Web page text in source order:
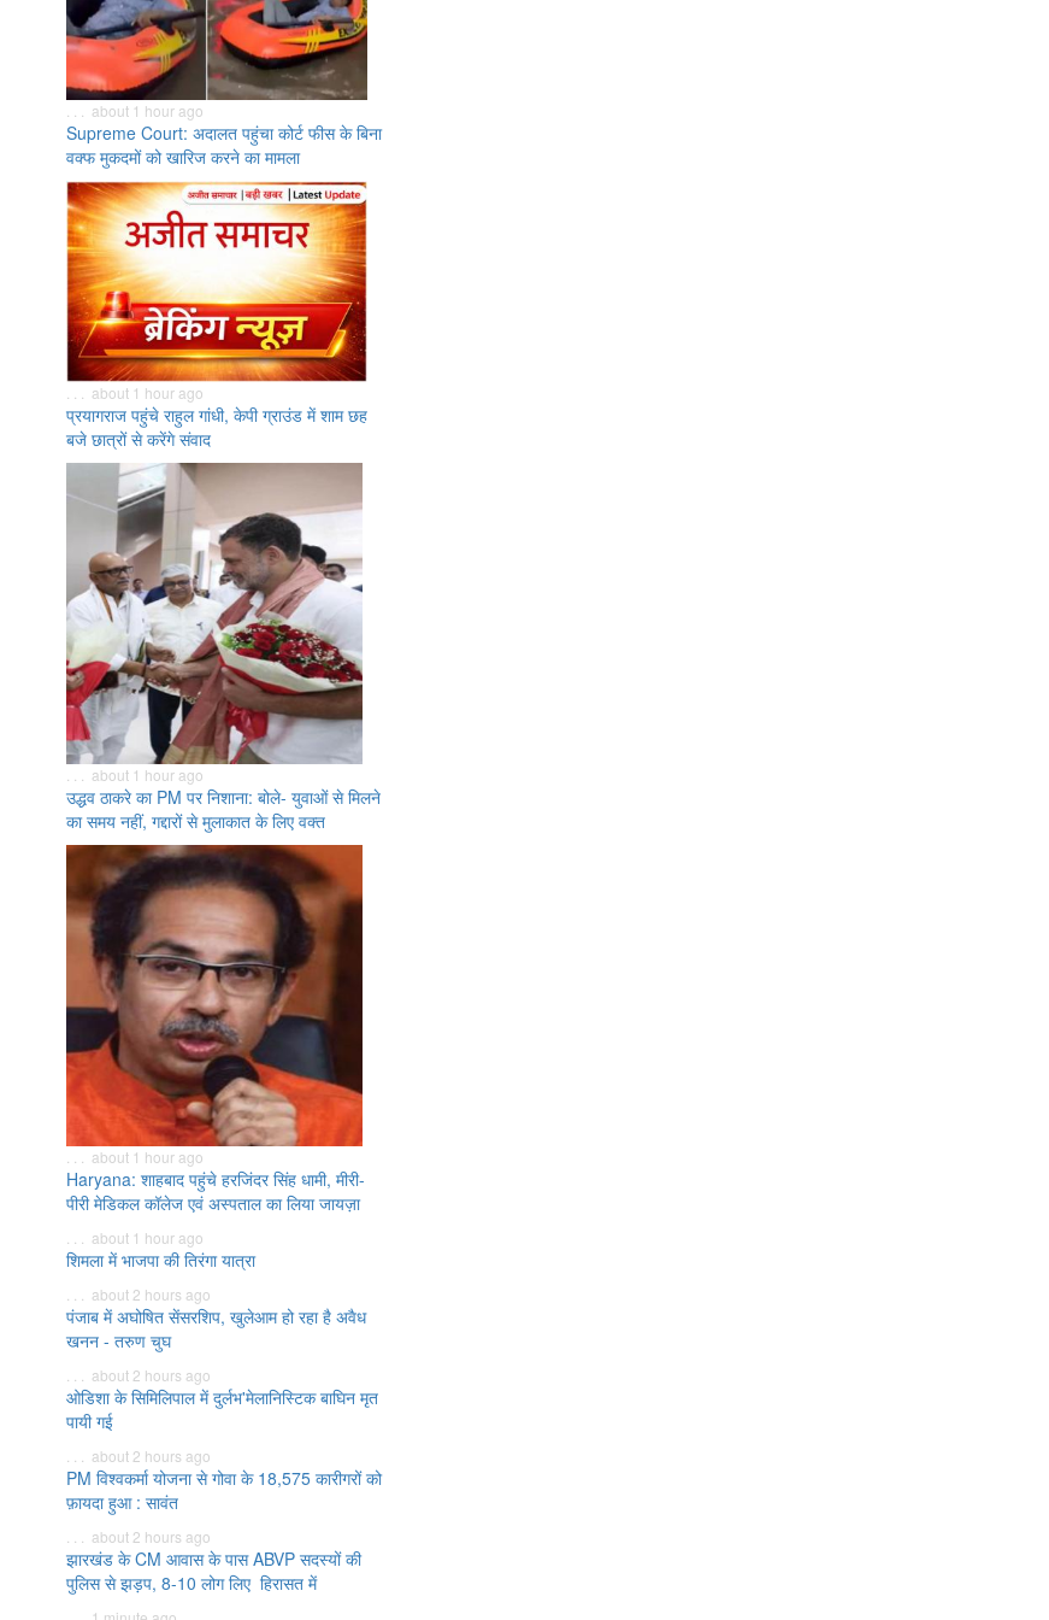
. . . about 1 hour ago
Supreme Court: अदालत पहुंचा कोर्ट फीस के बिना
वक्फ मुकदमों को खारिज करने का मामला
. . . about 1 hour ago
प्रयागराज पहुंचे राहुल गांधी, केपी ग्राउंड में शाम छह
बजे छात्रों से करेंगे संवाद
. . . about 1 hour ago
उद्धव ठाकरे का PM पर निशाना: बोले- युवाओं से मिलने
का समय नहीं, गद्दारों से मुलाकात के लिए वक्त
. . . about 1 hour ago
Haryana: शाहबाद पहुंचे हरजिंदर सिंह धामी, मीरी-
पीरी मेडिकल कॉलेज एवं अस्पताल का लिया जायज़ा
. . . about 1 hour ago
शिमला में भाजपा की तिरंगा यात्रा
. . . about 2 hours ago
पंजाब में अघोषित सेंसरशिप, खुलेआम हो रहा है अवैध
खनन - तरुण चुघ
. . . about 2 hours ago
ओडिशा के सिमिलिपाल में दुर्लभ'मेलानिस्टिक बाघिन मृत
पायी गई
. . . about 2 hours ago
PM विश्वकर्मा योजना से गोवा के 18,575 कारीगरों को
फ़ायदा हुआ : सावंत
. . . about 2 hours ago
झारखंड के CM आवास के पास ABVP सदस्यों की
पुलिस से झड़प, 8-10 लोग लिए हिरासत में